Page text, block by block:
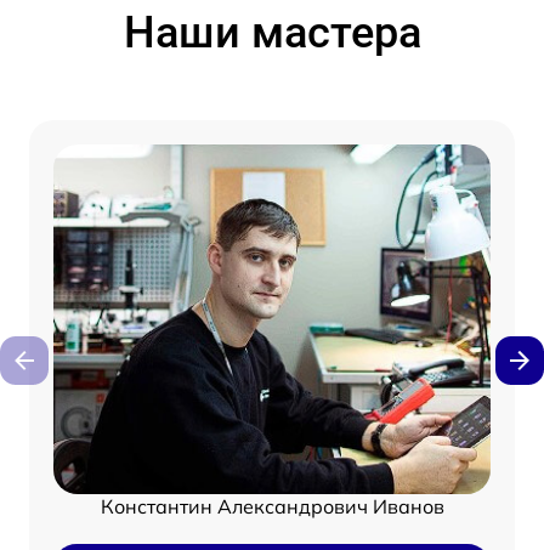
Наши мастера
Константин Александрович Иванов